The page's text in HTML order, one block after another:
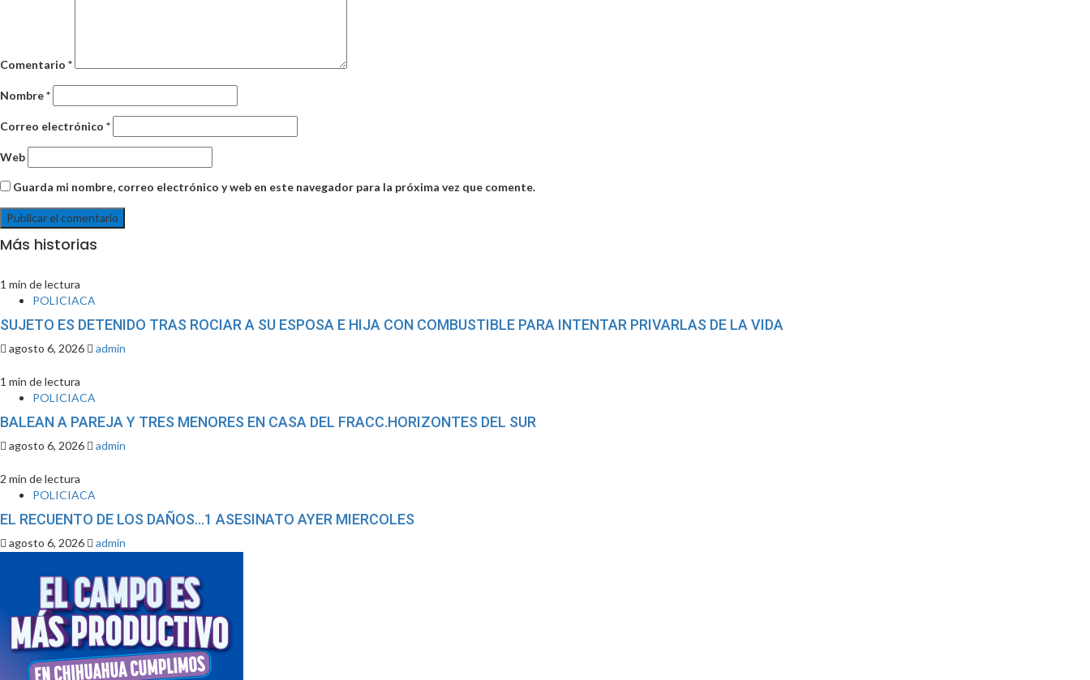
Comentario *
Nombre*
Correo electrónico *
Web
Guarda mi nombre, correo electrónico y web en este navegador para la próxima vez que comente.
Más historias
1 min de lectura
POLICIACA
SUJETO ES DETENIDO TRAS ROCIAR A SU ESPOSA E HIJA CON COMBUSTIBLE PARA INTENTAR PRIVARLAS DE LA VIDA
agosto 6, 2026 admin
1 min de lectura
POLICIACA
BALEAN A PAREJA Y TRES MENORES EN CASA DEL FRACC.HORIZONTES DEL SUR
agosto 6, 2026 admin
2 min de lectura
POLICIACA
EL RECUENTO DE LOS DAÑOS…1 ASESINATO AYER MIERCOLES
agosto 6, 2026 admin